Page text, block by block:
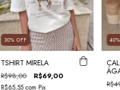
30% OFF
TSHIRT MIRELA
R$98,00 R$69,00
R$65,55com Pix
40